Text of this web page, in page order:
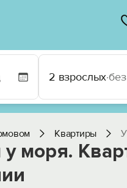
2 взрослых·
Квартиры
моря.